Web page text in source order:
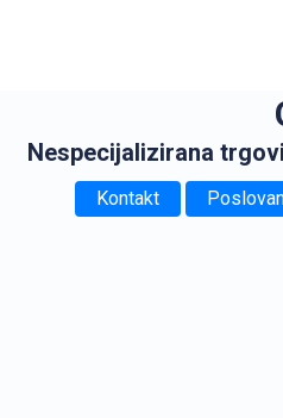
Nespecijalizirana
Kontakt